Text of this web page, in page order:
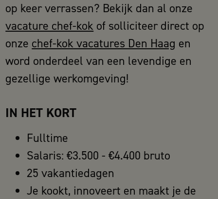
op keer verrassen? Bekijk dan al onze
vacature chef-kok of solliciteer direct op
onze chef-kok vacatures Den Haag en
word onderdeel van een levendige en
gezellige werkomgeving!
IN HET KORT
Fulltime
Salaris: €3.500 - €4.400 bruto
25 vakantiedagen
Je kookt, innoveert en maakt je de